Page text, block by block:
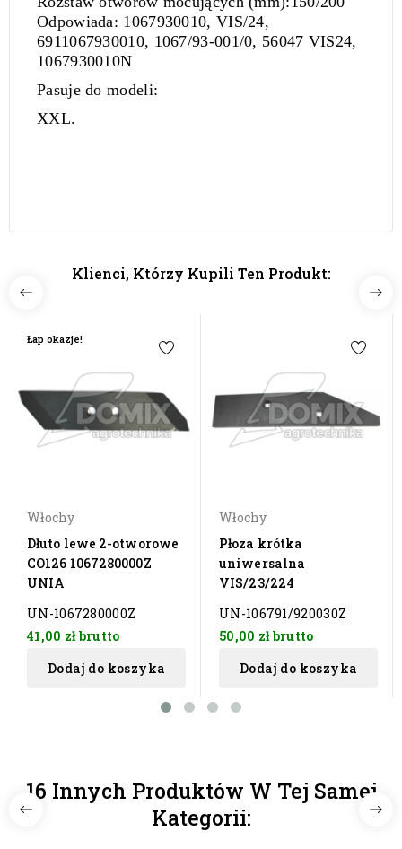
Odpowiada: 1067930010, VIS/24,
6911067930010, 1067/93-001/0, 56047 VIS24,
1067930010N
Pasuje do modeli:
XXL.
Klienci, Którzy Kupili Ten Produkt:
Łap okazje!
Włochy
Dłuto lewe 2-otworowe
CO126 1067280000Z
UNIA
UN-1067280000Z
41,00 złbrutto
Dodaj do koszyka
Włochy
Płoza krótka
uniwersalna
VIS/23/224
UN-106791/920030Z
50,00 złbrutto
Dodaj do koszyka
16 Innych Produktów W Tej Samej
Kategorii: